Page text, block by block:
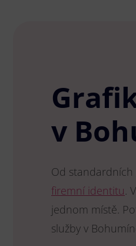
v
Od standardních
firemní identitu.
jednom místě.
služby v